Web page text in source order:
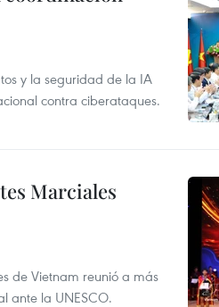
y la seguridad de la IA
contra ciberataques.
Marciales
de Vietnam reunió a más
ante la UNESCO.